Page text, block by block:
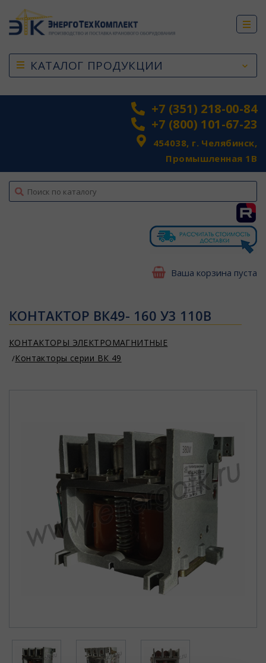
КАТАЛОГ ПРОДУКЦИИ
+7 (351) 218-00-84
+7 (800) 101-67-23
454038, г. Челябинск,
Промышленная 1В
top
Ваша корзина пуста
КОНТАКТОР ВК49- 160 У3 110В
КОНТАКТОРЫ ЭЛЕКТРОМАГНИТНЫЕ
Контакторы серии ВК 49